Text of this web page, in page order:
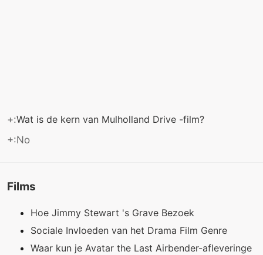
+:Wat is de kern van Mulholland Drive -film?
+:No
Films
Hoe Jimmy Stewart 's Grave Bezoek
Sociale Invloeden van het Drama Film Genre
Waar kun je Avatar the Last Airbender-afleveringe